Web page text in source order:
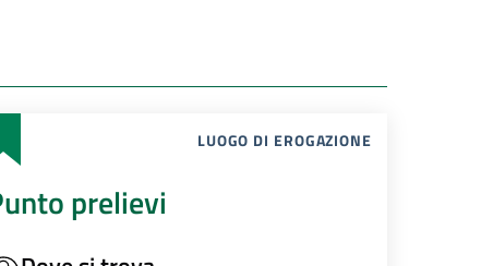
LUOGO DI EROGAZIONE
prelievi